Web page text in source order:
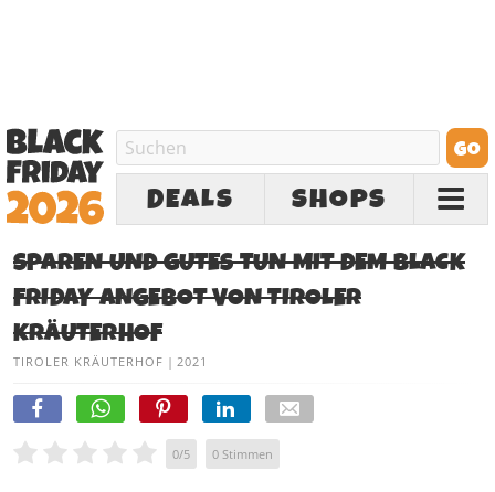
DEALS SHOPS
SPAREN UND GUTES TUN MIT DEM BLACK
FRIDAY ANGEBOT VON TIROLER
KRÄUTERHOF
TIROLER KRÄUTERHOF | 2021
0/5 0 Stimmen